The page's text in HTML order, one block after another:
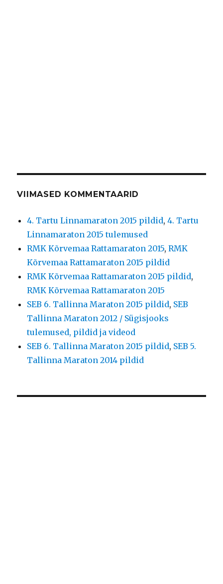
VIIMASED KOMMENTAARID
4. Tartu Linnamaraton 2015 pildid,4. Tartu
Linnamaraton 2015 tulemused
RMK Kõrvemaa Rattamaraton 2015,RMK
Kõrvemaa Rattamaraton 2015 pildid
RMK Kõrvemaa Rattamaraton 2015 pildid,
RMK Kõrvemaa Rattamaraton 2015
SEB 6. Tallinna Maraton 2015 pildid, SEB
Tallinna Maraton 2012 / Sügisjooks
tulemused, pildid ja videod
SEB 6. Tallinna Maraton 2015 pildid, SEB 5.
Tallinna Maraton 2014 pildid